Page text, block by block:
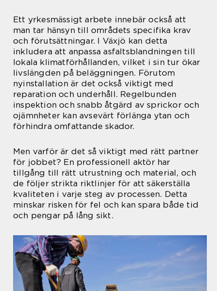
Ett yrkesmässigt arbete innebär också att
man tar hänsyn till områdets specifika krav
och förutsättningar. I Växjö kan detta
inkludera att anpassa asfaltsblandningen till
lokala klimatförhållanden, vilket i sin tur ökar
livslängden på beläggningen. Förutom
nyinstallation är det också viktigt med
reparation och underhåll. Regelbunden
inspektion och snabb åtgärd av sprickor och
ojämnheter kan avsevärt förlänga ytan och
förhindra omfattande skador.
Men varför är det så viktigt med rätt partner
för jobbet? En professionell aktör har
tillgång till rätt utrustning och material, och
de följer strikta riktlinjer för att säkerställa
kvaliteten i varje steg av processen. Detta
minskar risken för fel och kan spara både tid
och pengar på lång sikt.